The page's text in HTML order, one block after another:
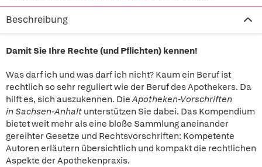
Beschreibung
Damit Sie Ihre Rechte (und Pflichten) kennen!
Was darf ich und was darf ich nicht? Kaum ein Beruf ist
rechtlich so sehr reguliert wie der Beruf des Apothekers. Da
hilft es, sich auszukennen. DieApotheken-Vorschriften
in Sachsen-Anhalt unterstützen Sie dabei. Das Kompendium
bietet weit mehr als eine bloße Sammlung aneinander
gereihter Gesetze und Rechtsvorschriften: Kompetente
Autoren erläutern übersichtlich und kompakt die rechtlichen
Aspekte der Apothekenpraxis.